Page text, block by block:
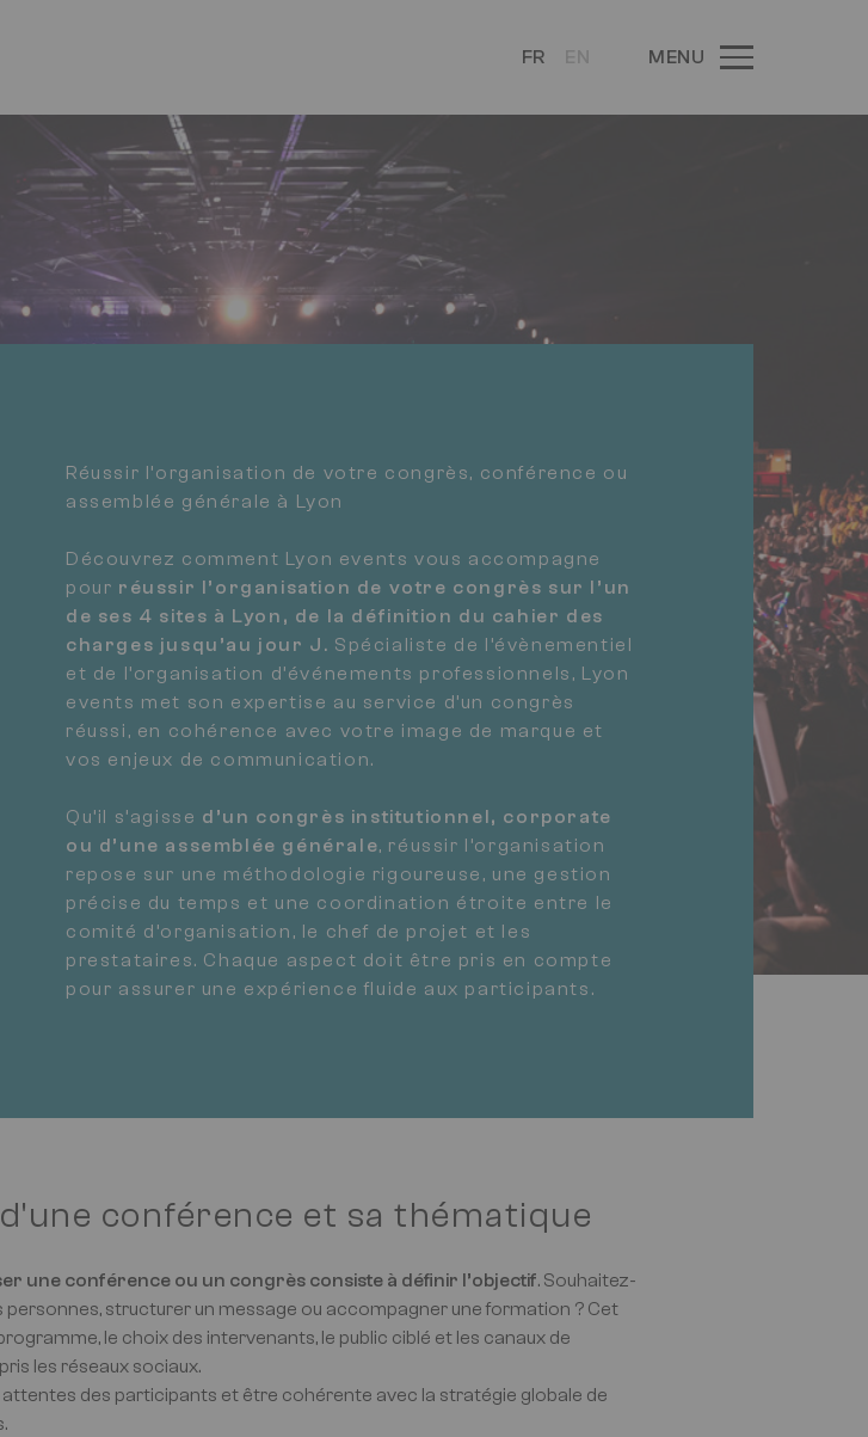
FR MENU
Réussir l’organisation de votre congrès, conférence ou
assemblée générale à Lyon
Découvrez comment Lyon events vous accompagne
pour réussir l’organisation de votre congrès sur l’un
de ses 4 sites à Lyon, de la définition du cahier des
charges jusqu’au jour J. Spécialiste de l’évènementiel
et de l’organisation d’événements professionnels, Lyon
events met son expertise au service d’un congrès
réussi, en cohérence avec votre image de marque et
vos enjeux de communication.
Qu’il s’agisse d’un congrès institutionnel, corporate
ou d’une assemblée générale, réussir l’organisation
repose sur une méthodologie rigoureuse, une gestion
précise du temps et une coordination étroite entre le
comité d’organisation, le chef de projet et les
prestataires. Chaque aspect doit être pris en compte
pour assurer une expérience fluide aux participants.
conférence et sa thématique
une conférence ou un congrès consiste à définir l’objectif. Souhaitez-
personnes, structurer un message ou accompagner une formation ? Cet
le choix des intervenants, le public ciblé et les canaux de
les réseaux sociaux.
des participants et être cohérente avec la stratégie globale de